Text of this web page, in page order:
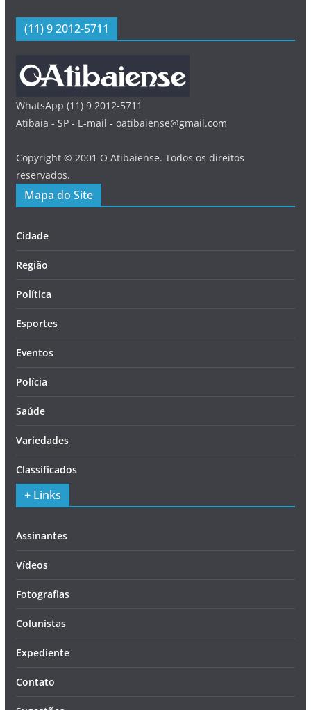
(11) 9 2012-5711
WhatsApp (11) 9 2012-5711
Atibaia - SP - E-mail - oatibaiense@gmail.com
Copyright © 2001 O Atibaiense. Todos os direitos
reservados.
Mapa do Site
Cidade
Região
Política
Esportes
Eventos
Polícia
Saúde
Variedades
Classificados
+ Links
Assinantes
Vídeos
Fotografias
Colunistas
Expediente
Contato